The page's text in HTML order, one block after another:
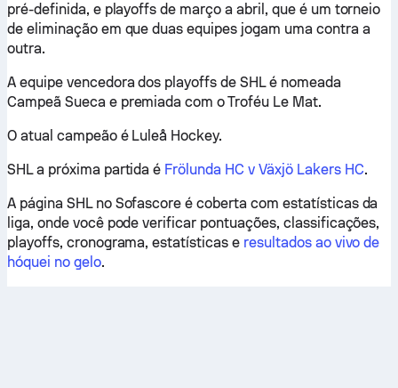
pré-definida, e playoffs de março a abril, que é um torneio
de eliminação em que duas equipes jogam uma contra a
outra.
A equipe vencedora dos playoffs de SHL é nomeada
Campeã Sueca e premiada com o Troféu Le Mat.
O atual campeão é Luleå Hockey.
SHL a próxima partida é Frölunda HC v Växjö Lakers HC.
A página SHL no Sofascore é coberta com estatísticas da
liga, onde você pode verificar pontuações, classificações,
playoffs, cronograma, estatísticas e resultados ao vivo de
hóquei no gelo.